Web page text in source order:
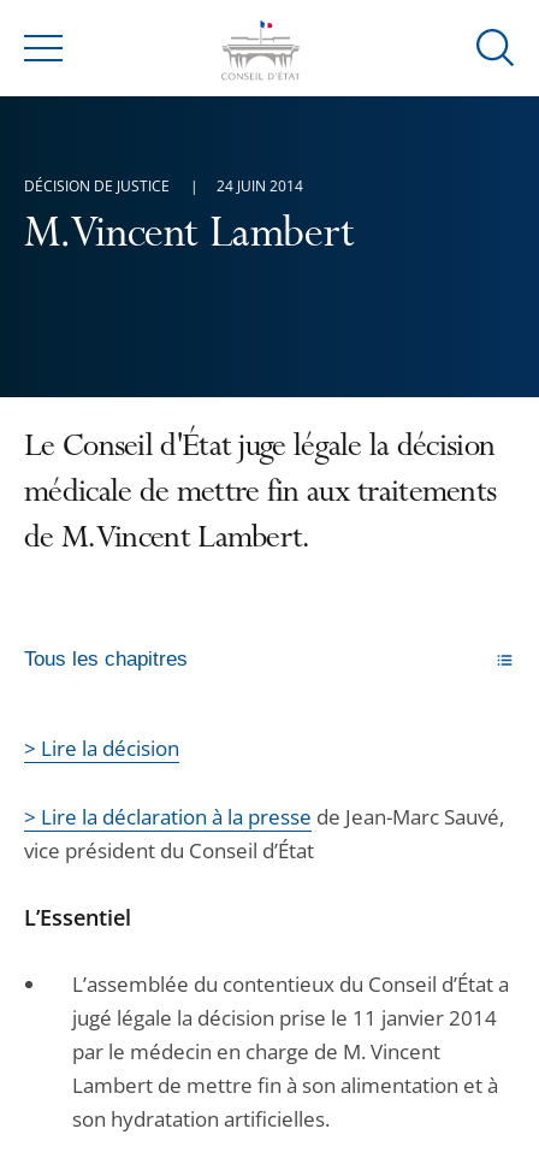
Menu
Ouvrir
M. Vincent Lambert
DÉCISION DE JUSTICE 24 JUIN 2014
Le Conseil d'État juge légale la décision
médicale de mettre fin aux traitements
de M. Vincent Lambert.
Tous les chapitres
> Lire la décision
> Lire la déclaration à la presse de Jean-Marc Sauvé,
vice président du Conseil d’État
L’Essentiel
L’assemblée du contentieux du Conseil d’État a
jugé légale la décision prise le 11 janvier 2014
par le médecin en charge de M. Vincent
Lambert de mettre fin à son alimentation et à
son hydratation artificielles.